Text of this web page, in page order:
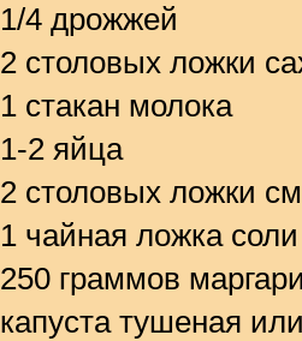
1/4 дрожжей
2 столовых ложки
1 стакан молока
1-2 яйца
2 столовых ложки
1 чайная ложка соли
250 граммов
капуста тушеная